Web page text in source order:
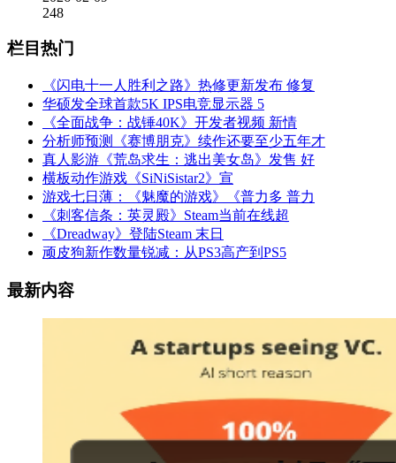
248
栏目热门
《闪电十一人胜利之路》热修更新发布 修复
华硕发全球首款5K IPS电竞显示器 5
《全面战争：战锤40K》开发者视频 新情
分析师预测《赛博朋克》续作还要至少五年才
真人影游《荒岛求生：逃出美女岛》发售 好
横板动作游戏《SiNiSistar2》宣
游戏七日薄：《魅魔的游戏》《普力多 普力
《刺客信条：英灵殿》Steam当前在线超
《Dreadway》登陆Steam 末日
顽皮狗新作数量锐减：从PS3高产到PS5
最新内容